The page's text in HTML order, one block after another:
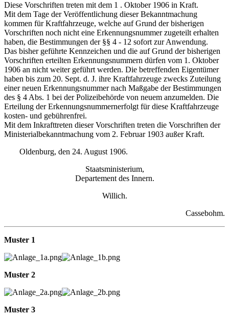
Diese Vorschriften treten mit dem 1 . Oktober 1906 in Kraft.
Mit dem Tage der Veröffentlichung dieser Bekanntmachung
kommen für Kraftfahrzeuge, welche auf Grund der bisherigen
Vorschriften noch nicht eine Erkennungsnummer zugeteilt erhalten
haben, die Bestimmungen der §§ 4 - 12 sofort zur Anwendung.
Das bisher geführte Kennzeichen und die auf Grund der bisherigen
Vorschriften erteilten Erkennungsnummern dürfen vom 1. Oktober
1906 an nicht weiter geführt werden. Die betreffenden Eigentümer
haben bis zum 20. Sept. d. J. ihre Kraftfahrzeuge zwecks Zuteilung
einer neuen Erkennungsnummer nach Maßgabe der Bestimmungen
des § 4 Abs. 1 bei der Polizeibehörde von neuem anzumelden. Die
Erteilung der Erkennungsnummernerfolgt für diese Kraftfahrzeuge
kosten- und gebührenfrei.
Mit dem Inkrafttreten dieser Vorschriften treten die Vorschriften der
Ministerialbekanntmachung vom 2. Februar 1903 außer Kraft.
Oldenburg, den 24. August 1906.
Staatsministerium,
Departement des Innern.
Willich.
Cassebohm.
Muster 1
Muster 2
Muster 3